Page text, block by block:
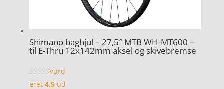
Shimano baghjul – 27,5″ MTB WH-MT600 –
til E-Thru 12x142mm aksel og skivebremse
Vurd
eret 4.5ud